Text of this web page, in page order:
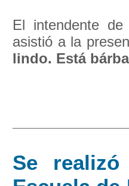
El intendente
asistió a la
lindo. Está
Se